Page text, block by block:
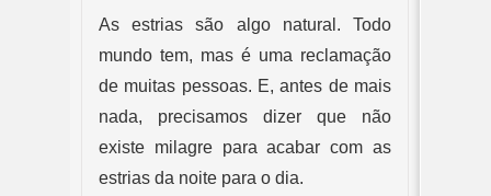
As estrias são algo natural. Todo
mundo tem, mas é uma reclamação
de muitas pessoas. E, antes de mais
nada, precisamos dizer que não
existe milagre para acabar com as
estrias da noite para o dia.